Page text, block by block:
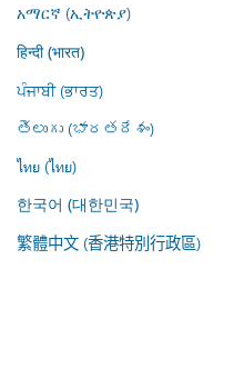
አማርኛ (ኢትዮጵያ)
हिन्दी (भारत)
ਪੰਜਾਬੀ (ਭਾਰਤ)
తెలుగు (భారతదేశం)
ไทย (ไทย)
한국어 (대한민국)
繁體中文 (香港特別行政區)